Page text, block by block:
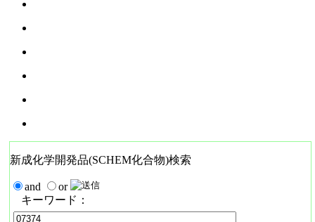
新成化学開発品(SCHEM化合物)検索
and
or
キーワード：